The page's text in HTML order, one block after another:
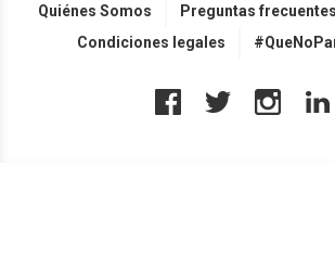
Quiénes Somos Preguntas frecuentes
Condiciones legales